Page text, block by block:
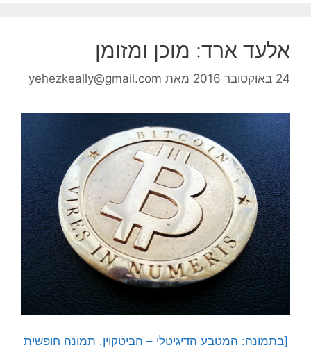
אלעד ארד: מוכן ומזומן
24 באוקטובר 2016 מאת yehezkeally@gmail.com
[בתמונה: המטבע הדיגיטלי – הביטקוין. תמונה חופשית